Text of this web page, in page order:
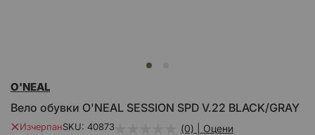
към
на
галерия
Вело обувки O'NEAL SESSION SPD V.22 BLACK/GRAY
O'NEAL
ИзчерпанSKU 40873 (0) | Оцени